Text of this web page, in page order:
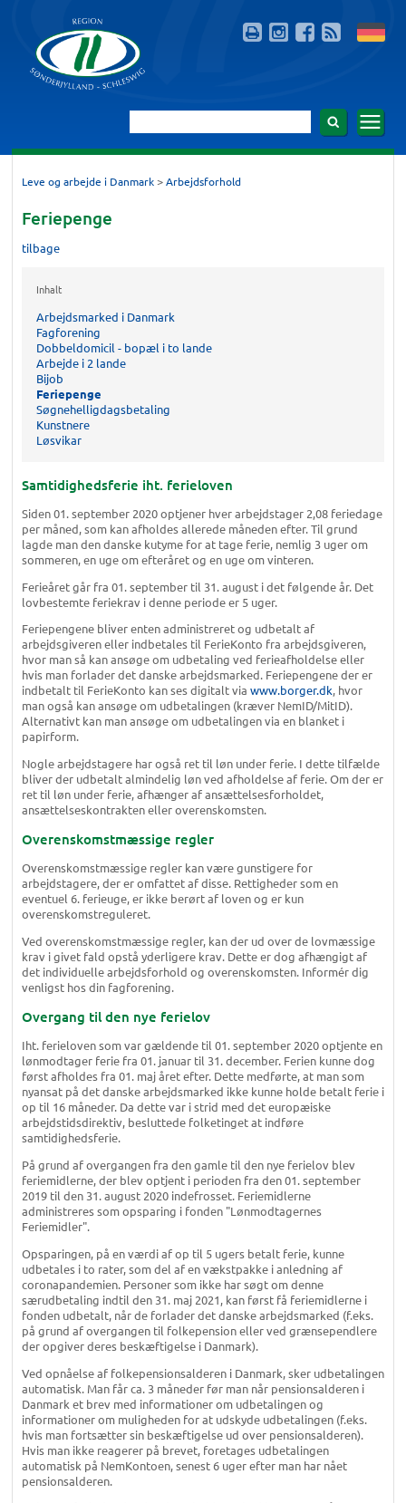
Leve og arbejde i Danmark > Arbejdsforhold
Feriepenge
tilbage
Inhalt
Arbejdsmarked i Danmark
Fagforening
Dobbeldomicil - bopæl i to lande
Arbejde i 2 lande
Bijob
Feriepenge
Søgnehelligdagsbetaling
Kunstnere
Løsvikar
Samtidighedsferie iht. ferieloven
Siden 01. september 2020 optjener hver arbejdstager 2,08 feriedage
per måned, som kan afholdes allerede måneden efter. Til grund
lagde man den danske kutyme for at tage ferie, nemlig 3 uger om
sommeren, en uge om efteråret og en uge om vinteren.
Ferieåret går fra 01. september til 31. august i det følgende år. Det
lovbestemte feriekrav i denne periode er 5 uger.
Feriepengene bliver enten administreret og udbetalt af
arbejdsgiveren eller indbetales til FerieKonto fra arbejdsgiveren,
hvor man så kan ansøge om udbetaling ved ferieafholdelse eller
hvis man forlader det danske arbejdsmarked. Feriepengene der er
indbetalt til FerieKonto kan ses digitalt via www.borger.dk, hvor
man også kan ansøge om udbetalingen (kræver NemID/MitID).
Alternativt kan man ansøge om udbetalingen via en blanket i
papirform.
Nogle arbejdstagere har også ret til løn under ferie. I dette tilfælde
bliver der udbetalt almindelig løn ved afholdelse af ferie. Om der er
ret til løn under ferie, afhænger af ansættelsesforholdet,
ansættelseskontrakten eller overenskomsten.
Overenskomstmæssige regler
Overenskomstmæssige regler kan være gunstigere for
arbejdstagere, der er omfattet af disse. Rettigheder som en
eventuel 6. ferieuge, er ikke berørt af loven og er kun
overenskomstreguleret.
Ved overenskomstmæssige regler, kan der ud over de lovmæssige
krav i givet fald opstå yderligere krav. Dette er dog afhængigt af
det individuelle arbejdsforhold og overenskomsten. Informér dig
venligst hos din fagforening.
Overgang til den nye ferielov
Iht. ferieloven som var gældende til 01. september 2020 optjente en
lønmodtager ferie fra 01. januar til 31. december. Ferien kunne dog
først afholdes fra 01. maj året efter. Dette medførte, at man som
nyansat på det danske arbejdsmarked ikke kunne holde betalt ferie i
op til 16 måneder. Da dette var i strid med det europæiske
arbejdstidsdirektiv, besluttede folketinget at indføre
samtidighedsferie.
På grund af overgangen fra den gamle til den nye ferielov blev
feriemidlerne, der blev optjent i perioden fra den 01. september
2019 til den 31. august 2020 indefrosset. Feriemidlerne
administreres som opsparing i fonden "Lønmodtagernes
Feriemidler".
Opsparingen, på en værdi af op til 5 ugers betalt ferie, kunne
udbetales i to rater, som del af en vækstpakke i anledning af
coronapandemien. Personer som ikke har søgt om denne
særudbetaling indtil den 31. maj 2021, kan først få feriemidlerne i
fonden udbetalt, når de forlader det danske arbejdsmarked (f.eks.
på grund af overgangen til folkepension eller ved grænsependlere
der opgiver deres beskæftigelse i Danmark).
Ved opnåelse af folkepensionsalderen i Danmark, sker udbetalingen
automatisk. Man får ca. 3 måneder før man når pensionsalderen i
Danmark et brev med informationer om udbetalingen og
informationer om muligheden for at udskyde udbetalingen (f.eks.
hvis man fortsætter sin beskæftigelse ud over pensionsalderen).
Hvis man ikke reagerer på brevet, foretages udbetalingen
automatisk på NemKontoen, senest 6 uger efter man har nået
pensionsalderen.